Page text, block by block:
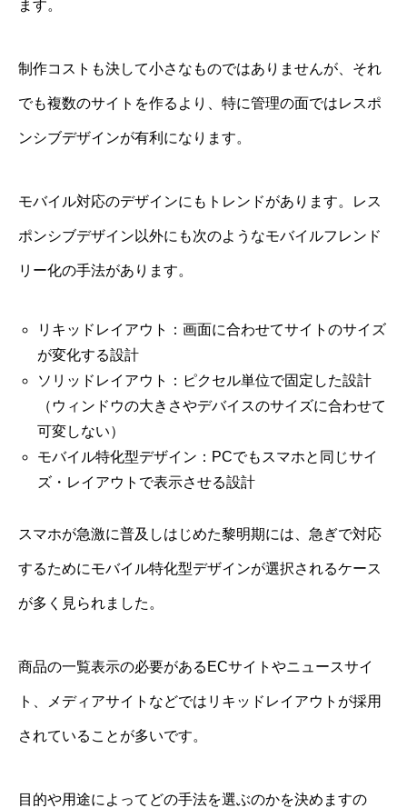
ます。
制作コストも決して小さなものではありませんが、それ
でも複数のサイトを作るより、特に管理の面ではレスポ
ンシブデザインが有利になります。
モバイル対応のデザインにもトレンドがあります。レス
ポンシブデザイン以外にも次のようなモバイルフレンド
リー化の手法があります。
リキッドレイアウト：画面に合わせてサイトのサイズ
が変化する設計
ソリッドレイアウト：ピクセル単位で固定した設計
（ウィンドウの大きさやデバイスのサイズに合わせて
可変しない）
モバイル特化型デザイン：PCでもスマホと同じサイ
ズ・レイアウトで表示させる設計
スマホが急激に普及しはじめた黎明期には、急ぎで対応
するためにモバイル特化型デザインが選択されるケース
が多く見られました。
商品の一覧表示の必要があるECサイトやニュースサイ
ト、メディアサイトなどではリキッドレイアウトが採用
されていることが多いです。
目的や用途によってどの手法を選ぶのかを決めますの